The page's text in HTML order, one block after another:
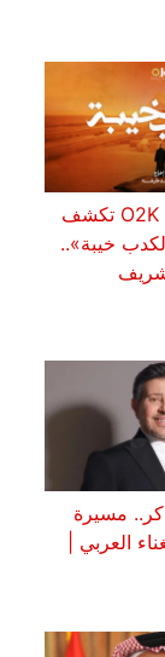
O2K Productions تكشف
خيبة»..
مسيرة
العربي |